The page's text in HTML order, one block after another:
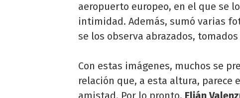
aeropuerto europeo, en el que se
intimidad. Además, sumó varias
se los observa abrazados,
Con estas imágenes, muchos se
relación que, a esta altura,